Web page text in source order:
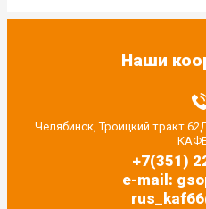
Наши
Челябинск, Троицкий тракт
+7(351)
e-mail: